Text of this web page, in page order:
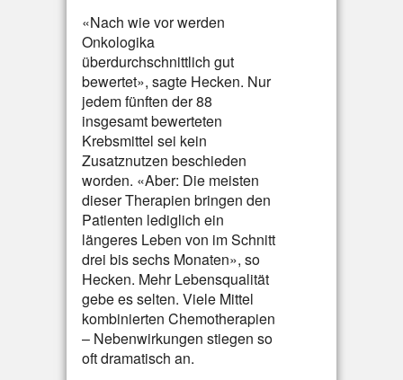
«Nach wie vor werden
Onkologika
überdurchschnittlich gut
bewertet», sagte Hecken. Nur
jedem fünften der 88
insgesamt bewerteten
Krebsmittel sei kein
Zusatznutzen beschieden
worden. «Aber: Die meisten
dieser Therapien bringen den
Patienten lediglich ein
längeres Leben von im Schnitt
drei bis sechs Monaten», so
Hecken. Mehr Lebensqualität
gebe es selten. Viele Mittel
kombinierten Chemotherapien
– Nebenwirkungen stiegen so
oft dramatisch an.